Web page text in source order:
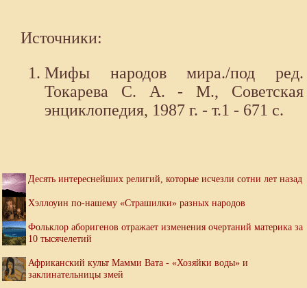
Источники:
Мифы народов мира./под ред.
Токарева С. А. - М., Советская
энциклопедия, 1987 г. - т.1 - 671 с.
Десять интереснейших религий, которые исчезли сотни лет назад
Хэллоуин по-нашему «Страшилки» разных народов
Фольклор аборигенов отражает изменения очертаний материка за
10 тысячелетий
Африканский культ Мамми Вата - «Хозяйки воды» и
заклинательницы змей